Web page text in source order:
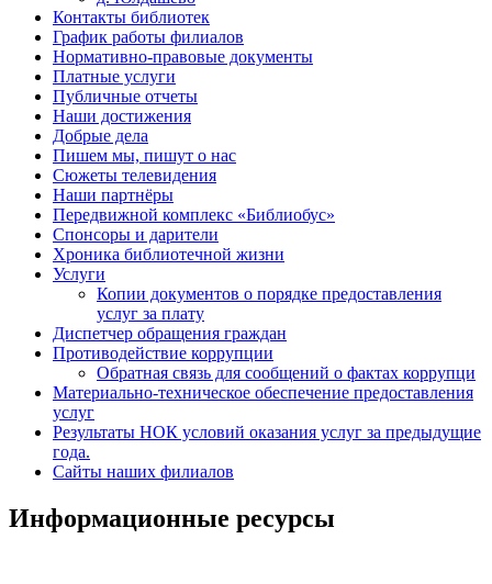
Контакты библиотек
График работы филиалов
Нормативно-правовые документы
Платные услуги
Публичные отчеты
Наши достижения
Добрые дела
Пишем мы, пишут о нас
Сюжеты телевидения
Наши партнёры
Передвижной комплекс «Библиобус»
Спонсоры и дарители
Хроника библиотечной жизни
Услуги
Копии документов о порядке предоставления
услуг за плату
Диспетчер обращения граждан
Противодействие коррупции
Обратная связь для сообщений о фактах коррупци
Материально-техническое обеспечение предоставления
услуг
Результаты НОК условий оказания услуг за предыдущие
года.
Сайты наших филиалов
Информационные ресурсы